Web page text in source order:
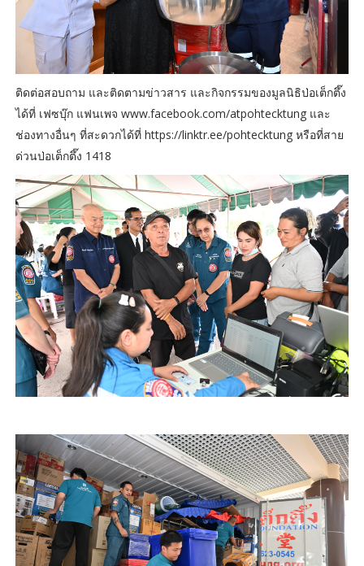
ติดต่อสอบถาม และติดตามข่าวสาร และกิจกรรมของมูลนิธิป่อเต็กตึ๊ง
ได้ที่ เฟซบุ๊ก แฟนเพจ www.facebook.com/atpohtecktung และ
ช่องทางอื่นๆ ที่สะดวกได้ที่ https://linktr.ee/pohtecktung หรือที่สาย
ด่วนป่อเต็กตึ๊ง 1418